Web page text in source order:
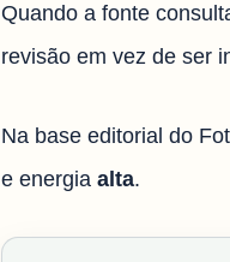
Quando a fonte
revisão em vez de ser
Na base editorial do
e energia alta.